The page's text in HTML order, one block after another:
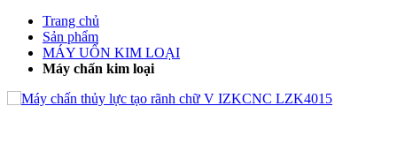
Trang chủ
Sản phẩm
MÁY UỐN KIM LOẠI
Máy chấn kim loại